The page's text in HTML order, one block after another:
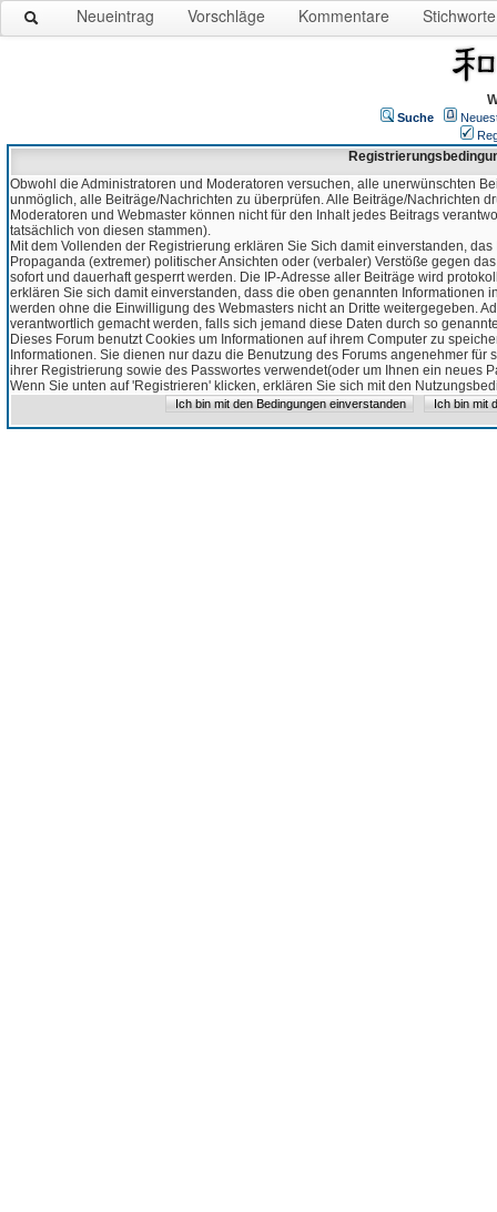
Neueintrag Vorschläge Kommentare Stichworte
Suche
Obwohl die Administratoren und Moderatoren versuchen, alle unerwünschten
unmöglich, alle Beiträge/Nachrichten zu überprüfen. Alle Beiträge/Nachrichten
Moderatoren und Webmaster können nicht für den Inhalt jedes Beitrags
tatsächlich von diesen stammen).
Mit dem Vollenden der Registrierung erklären Sie Sich damit einverstanden,
Propaganda (extremer) politischer Ansichten oder (verbaler) Verstöße gegen
sofort und dauerhaft gesperrt werden. Die IP-Adresse aller Beiträge wird
erklären Sie sich damit einverstanden, dass die oben genannten Informationen
werden ohne die Einwilligung des Webmasters nicht an Dritte weitergegeben.
verantwortlich gemacht werden, falls sich jemand diese Daten durch so
Dieses Forum benutzt Cookies um Informationen auf ihrem Computer zu
Informationen. Sie dienen nur dazu die Benutzung des Forums angenehmer
ihrer Registrierung sowie des Passwortes verwendet(oder um Ihnen ein neues
Wenn Sie unten auf 'Registrieren' klicken, erklären Sie sich mit den